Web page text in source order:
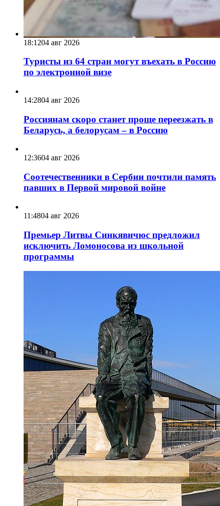
18:1204 авг 2026
Туристы из 64 стран могут въехать в Россию
по электронной визе
14:2804 авг 2026
Россиянам скоро станет проще переезжать в
Беларусь, а белорусам – в Россию
12:3604 авг 2026
Соотечественники в Сербии почтили память
павших в Первой мировой войне
11:4804 авг 2026
Премьер Литвы Синкявичюс предложил
исключить Ломоносова из школьной
программы